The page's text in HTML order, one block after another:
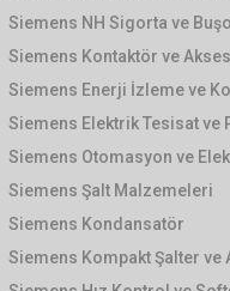
Siemens NH Sigorta ve
Siemens Kontaktör ve
Siemens Enerji İzleme ve
Siemens Elektrik Tesisat ve
Siemens Otomasyon ve
Siemens Şalt Malzemeleri
Siemens Kondansatör
Siemens Kompakt Şalter ve